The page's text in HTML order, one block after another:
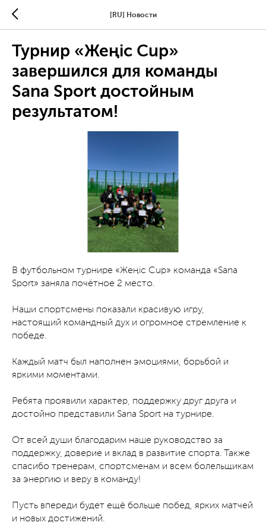
[RU] Новости
Турнир «Жеңіс Cup»
завершился для команды
Sana Sport достойным
результатом!
В футбольном турнире «Жеңіс Cup» команда «Sana
Sport» заняла почётное 2 место.
Наши спортсмены показали красивую игру,
настоящий командный дух и огромное стремление к
победе.
Каждый матч был наполнен эмоциями, борьбой и
яркими моментами.
Ребята проявили характер, поддержку друг друга и
достойно представили Sana Sport на турнире.
От всей души благодарим наше руководство за
поддержку, доверие и вклад в развитие спорта. Также
спасибо тренерам, спортсменам и всем болельщикам
за энергию и веру в команду!
Пусть впереди будет ещё больше побед, ярких матчей
и новых достижений.